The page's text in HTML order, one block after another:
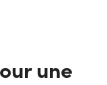
une